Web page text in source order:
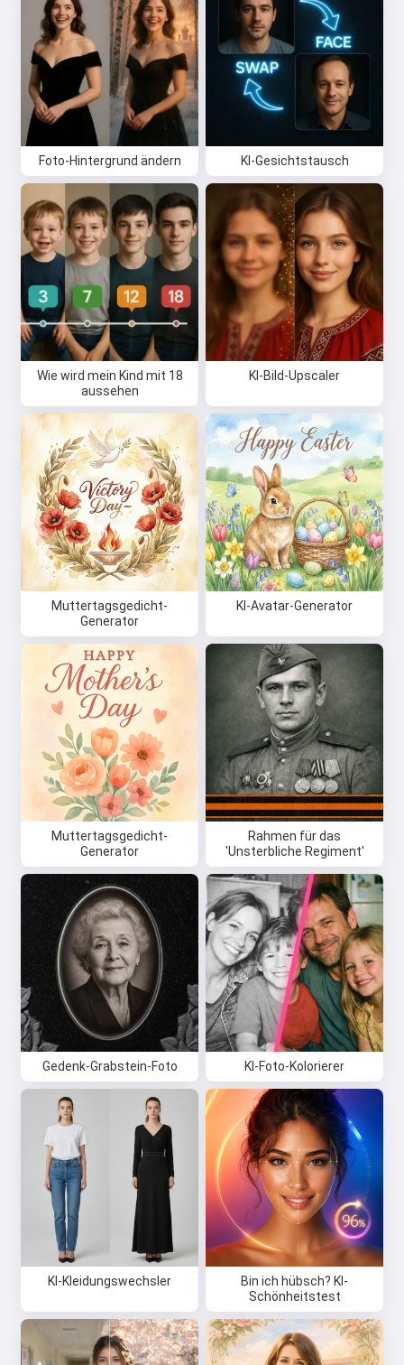
Foto-Hintergrund ändern KI-Gesichtstausch
Wie wird mein Kind mit 18
aussehen
KI-Bild-Upscaler
Muttertagsgedicht-
Generator
KI-Avatar-Generator
Muttertagsgedicht-
Generator
Rahmen für das
'Unsterbliche Regiment'
Gedenk-Grabstein-Foto KI-Foto-Kolorierer
KI-Kleidungswechsler
Bin ich hübsch? KI-
Schönheitstest
Hi 👋
Ich kann Lieder erstellen, Gedichte
schreiben und Glückwünsche 🥰
Probiere es kostenlos aus
Ich akzeptiere: Nutzungsbedingungen ,
Datenschutzrichtlinie
Rückerstattungsrichtlinie